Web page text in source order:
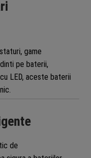
game
pe baterii,
LED, aceste baterii
de